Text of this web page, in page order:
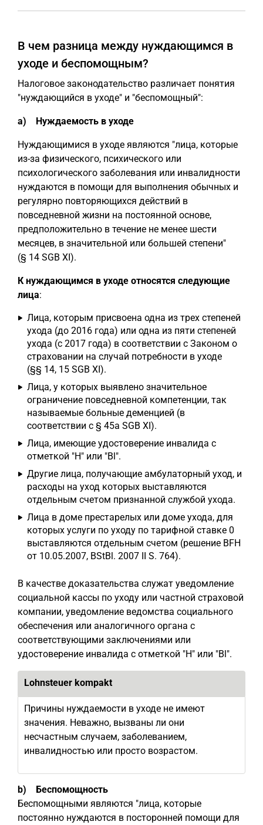
В чем разница между нуждающимся в
уходе и беспомощным?
Налоговое законодательство различает понятия
"нуждающийся в уходе" и "беспомощный":
a) Нуждаемость в уходе
Нуждающимися в уходе являются "лица, которые
из-за физического, психического или
психологического заболевания или инвалидности
нуждаются в помощи для выполнения обычных и
регулярно повторяющихся действий в
повседневной жизни на постоянной основе,
предположительно в течение не менее шести
месяцев, в значительной или большей степени"
(§ 14 SGB XI).
К нуждающимся в уходе относятся следующие
лица:
Лица, которым присвоена одна из трех степеней
ухода (до 2016 года) или одна из пяти степеней
ухода (с 2017 года) в соответствии с Законом о
страховании на случай потребности в уходе
(§§ 14, 15 SGB XI).
Лица, у которых выявлено значительное
ограничение повседневной компетенции, так
называемые больные деменцией (в
соответствии с § 45a SGB XI).
Лица, имеющие удостоверение инвалида с
отметкой "H" или "Bl".
Другие лица, получающие амбулаторный уход, и
расходы на уход которых выставляются
отдельным счетом признанной службой ухода.
Лица в доме престарелых или доме ухода, для
которых услуги по уходу по тарифной ставке 0
выставляются отдельным счетом (решение BFH
от 10.05.2007, BStBl. 2007 II S. 764).
В качестве доказательства служат уведомление
социальной кассы по уходу или частной страховой
компании, уведомление ведомства социального
обеспечения или аналогичного органа с
соответствующими заключениями или
удостоверение инвалида с отметкой "H" или "Bl".
Lohnsteuer kompakt
Причины нуждаемости в уходе не имеют
значения. Неважно, вызваны ли они
несчастным случаем, заболеванием,
инвалидностью или просто возрастом.
b) Беспомощность
Беспомощными являются "лица, которые
постоянно нуждаются в посторонней помощи для